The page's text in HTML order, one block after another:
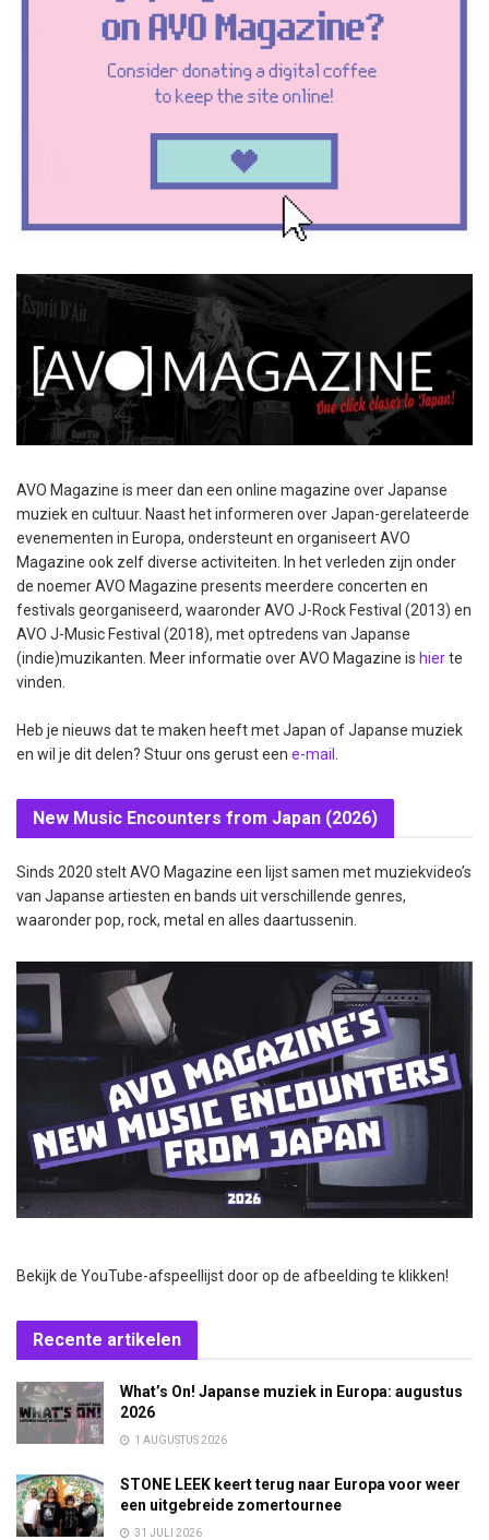
AVO Magazine is meer dan een online magazine over Japanse
muziek en cultuur. Naast het informeren over Japan-gerelateerde
evenementen in Europa, ondersteunt en organiseert AVO
Magazine ook zelf diverse activiteiten. In het verleden zijn onder
de noemer AVO Magazine presents meerdere concerten en
festivals georganiseerd, waaronder AVO J-Rock Festival (2013) en
AVO J-Music Festival (2018), met optredens van Japanse
(indie)muzikanten. Meer informatie over AVO Magazine is hierte
vinden.
Heb je nieuws dat te maken heeft met Japan of Japanse muziek
en wil je dit delen? Stuur ons gerust een e-mail
New Music Encounters from Japan (2026)
Sinds 2020 stelt AVO Magazine een lijst samen met muziekvideo’s
van Japanse artiesten en bands uit verschillende genres,
waaronder pop, rock, metal en alles daartussenin.
Bekijk de YouTube-afspeellijst door op de afbeelding te klikken!
Recente artikelen
What’s On! Japanse muziek in Europa: augustus
2026
1 AUGUSTUS 2026
STONE LEEK keert terug naar Europa voor weer
een uitgebreide zomertournee
31 JULI 2026